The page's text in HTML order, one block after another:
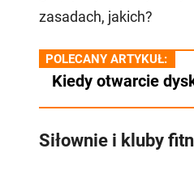
zasadach, jakich?
POLECANY ARTYKUŁ:
Kiedy otwarcie
Siłownie i kluby